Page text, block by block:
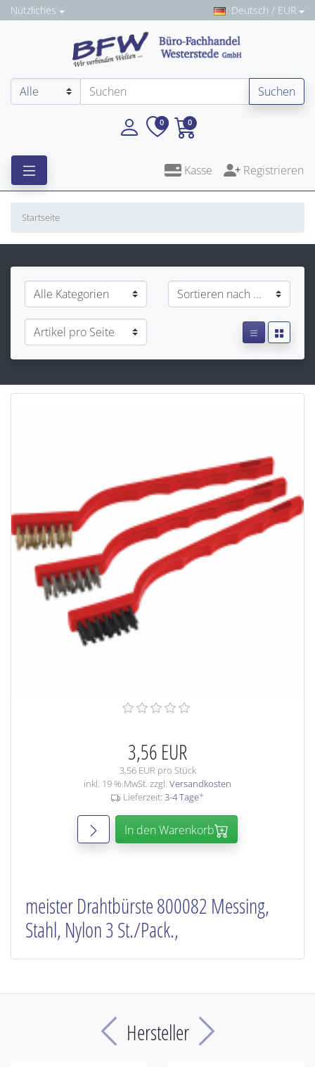
Nützliches Deutsch / EUR
Suchen
0 0
Kasse Registrieren
Startseite
3,56 EUR
3,56 EUR pro Stück
inkl. 19 % MwSt. zzgl. Versandkosten
Lieferzeit: 3-4 Tage*
In den Warenkorb
meister Drahtbürste 800082 Messing,
Stahl, Nylon 3 St./Pack.,
Previous
Hersteller